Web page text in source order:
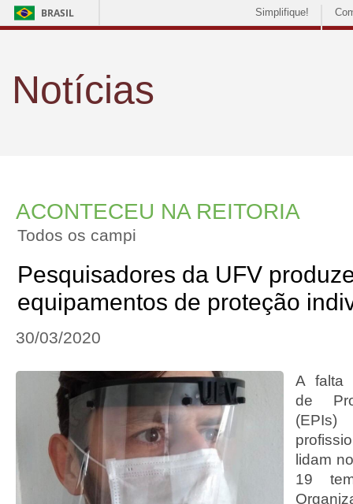
BRASIL Simplifique!
Notícias
ACONTECEU NA REITORIA
Todos os campi
Pesquisadores da UFV
equipamentos de proteção
30/03/2020
A falta
de
lidam
19